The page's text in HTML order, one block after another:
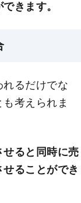
きます。
るだけでな
考えられま
ると同時に売
ることができ